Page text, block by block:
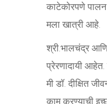
काटेकोरपणे
मला खात्री आहे.
श्री.भालचंद्र
प्रेरणादायी
मी डॉ. दीक्षित
काम करण्याची